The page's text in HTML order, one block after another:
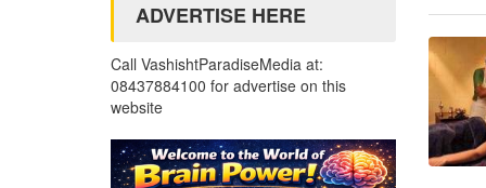
ADVERTISE HERE
Call VashishtParadiseMedia at:
08437884100 for advertise on this
website